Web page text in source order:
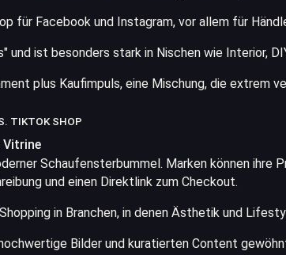
für Facebook und Instagram, vor allem für
und ist besonders stark in Nischen wie Interior,
plus Kaufimpuls, eine Mischung, die extrem
TIKTOK SHOP
Vitrine
Schaufensterbummel. Marken können
und einen Direktlink zum Checkout.
in Branchen, in denen Ästhetik und
Bilder und kuratierten Content